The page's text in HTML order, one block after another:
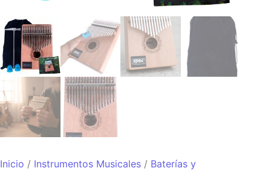
Inicio / Instrumentos Musicales / Baterías y